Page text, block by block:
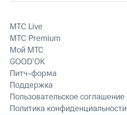
MTС Live
MTС Premium
Мой МТС
GOOD’OK
Питч-форма
Поддержка
Пользовательское соглашение
Политика конфиденциальности